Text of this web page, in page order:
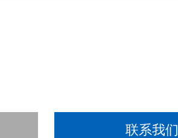
联系我们